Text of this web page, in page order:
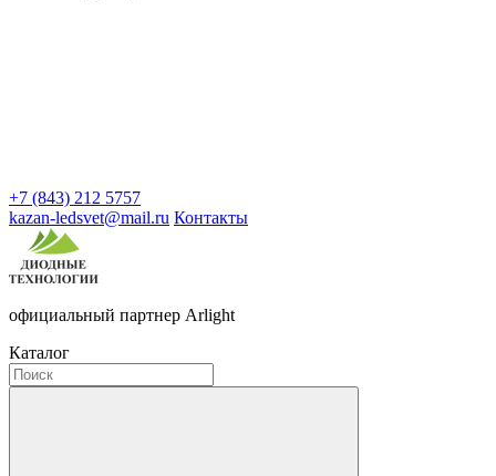
+7 (843) 212 5757
kazan-ledsvet@mail.ru Контакты
официальный партнер Arlight
Каталог